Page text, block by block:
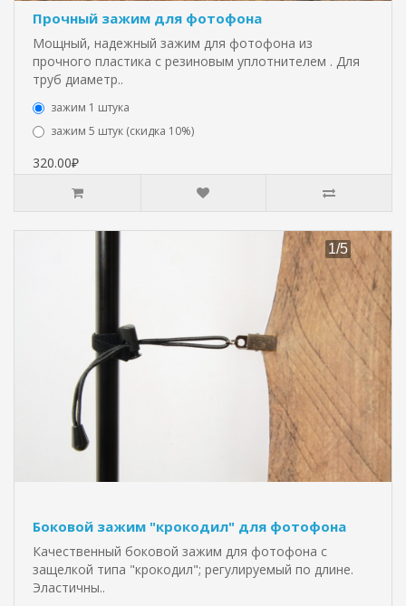
Прочный зажим для фотофона
Мощный, надежный зажим для фотофона из
прочного пластика с резиновым уплотнителем . Для
труб диаметр..
зажим 1 штука
зажим 5 штук (скидка 10%)
320.00₽
Боковой зажим "крокодил" для фотофона
Качественный боковой зажим для фотофона с
защелкой типа "крокодил"; регулируемый по длине.
Эластичны..